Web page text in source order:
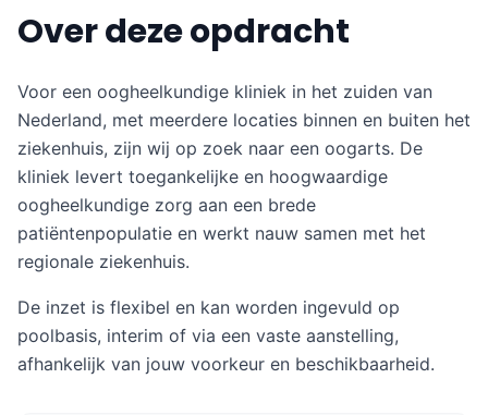
Over deze opdracht
Voor een oogheelkundige kliniek in het zuiden van
Nederland, met meerdere locaties binnen en buiten het
ziekenhuis, zijn wij op zoek naar een oogarts. De
kliniek levert toegankelijke en hoogwaardige
oogheelkundige zorg aan een brede
patiëntenpopulatie en werkt nauw samen met het
regionale ziekenhuis.
De inzet is flexibel en kan worden ingevuld op
poolbasis, interim of via een vaste aanstelling,
afhankelijk van jouw voorkeur en beschikbaarheid.